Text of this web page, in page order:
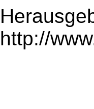
http://